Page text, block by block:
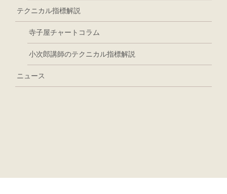
テクニカル指標解説
寺子屋チャートコラム
小次郎講師のテクニカル指標解説
ニュース